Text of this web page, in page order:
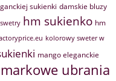
sukienki damskie bluzy
hm sukienko hm
kolorowy sweter w
mango eleganckie
markowe ubrania